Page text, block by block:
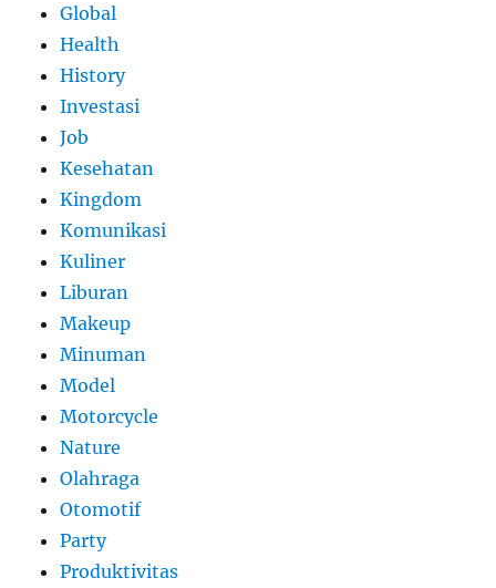
Global
Health
History
Investasi
Job
Kesehatan
Kingdom
Komunikasi
Kuliner
Liburan
Makeup
Minuman
Model
Motorcycle
Nature
Olahraga
Otomotif
Party
Produktivitas